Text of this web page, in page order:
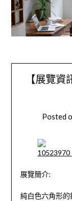
【展覽
Posted
展覽簡介:
純白色六角形